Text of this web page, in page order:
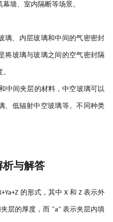
墙、室内隔断等场景。
璃、内层玻璃和中间的气密密封
将玻璃与玻璃之间的空气密封隔
中间夹层的材料，中空玻璃可以
、低辐射中空玻璃等。不同种类
析与解答
的形式，其中X 和 Z表示外
层的厚度，而 "a"表示夹层内填